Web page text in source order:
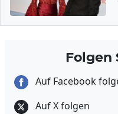
Folgen
Auf Facebook
Auf X folgen